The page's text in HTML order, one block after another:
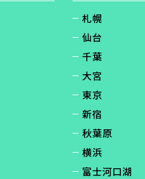
札幌
仙台
千葉
大宮
東京
新宿
秋葉原
横浜
富士河口湖